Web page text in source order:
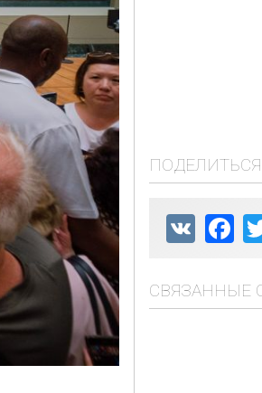
ПОДЕЛИТЬСЯ
VK
СВЯЗАННЫЕ